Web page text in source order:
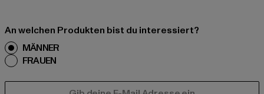
An welchen Produkten bist du interessiert?
MÄNNER
FRAUEN